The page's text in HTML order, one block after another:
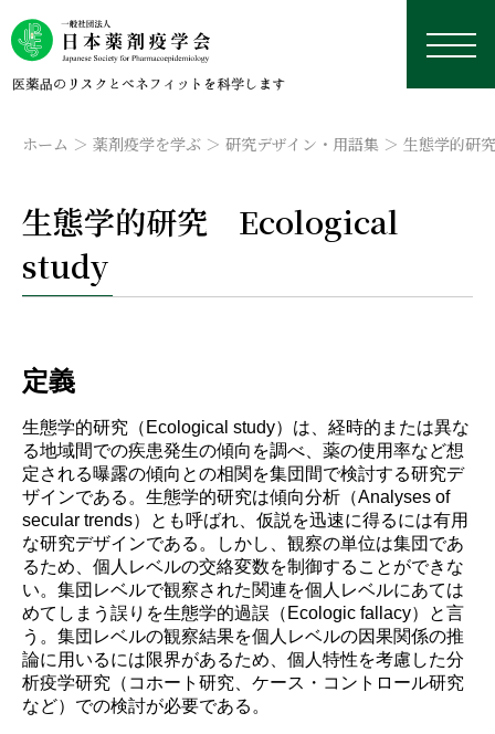
日本薬剤疫学会について
役員名簿
定款
諸規定
アクセスマップ
委員会・タスクフォース
各種資料アーカイブ
意見・報告書
過去の学術総会
試験
資格更新
名簿
学会誌
学会誌
投稿規定
編集委員会からのお知らせ
データベース
日本における臨床疫学・薬剤疫学に応用可能なデー
タベース調査
Outcome Denfintion Repository
データベース研究公募
研究デザイン
用語集
学修資料置き場
外部リンク集
実務者のためのデータベース研究TIPS集
初学者のための薬剤疫学講座
研修会・講習会
今後予定している研修会・講習会
実務者のためのデータベース研究講座
チュートリアル「薬剤疫学の基礎と文献の批判的吟
味・グループ討論」
国際薬剤疫学会ISPEについて
国際薬剤疫学会ISPEとは
ホーム 薬剤疫学を学ぶ 研究デザイン・用語集 生態学的
生態学的研究 Ecological
study
定義
生態学的研究（Ecological study）は、経時的または異な
る地域間での疾患発生の傾向を調べ、薬の使用率など想
定される曝露の傾向との相関を集団間で検討する研究デ
ザインである。生態学的研究は傾向分析（Analyses of
secular trends）とも呼ばれ、仮説を迅速に得るには有用
な研究デザインである。しかし、観察の単位は集団であ
るため、個人レベルの交絡変数を制御することができな
い。集団レベルで観察された関連を個人レベルにあては
めてしまう誤りを生態学的過誤（Ecologic fallacy）と言
う。集団レベルの観察結果を個人レベルの因果関係の推
論に用いるには限界があるため、個人特性を考慮した分
析疫学研究（コホート研究、ケース・コントロール研究
など）での検討が必要である。